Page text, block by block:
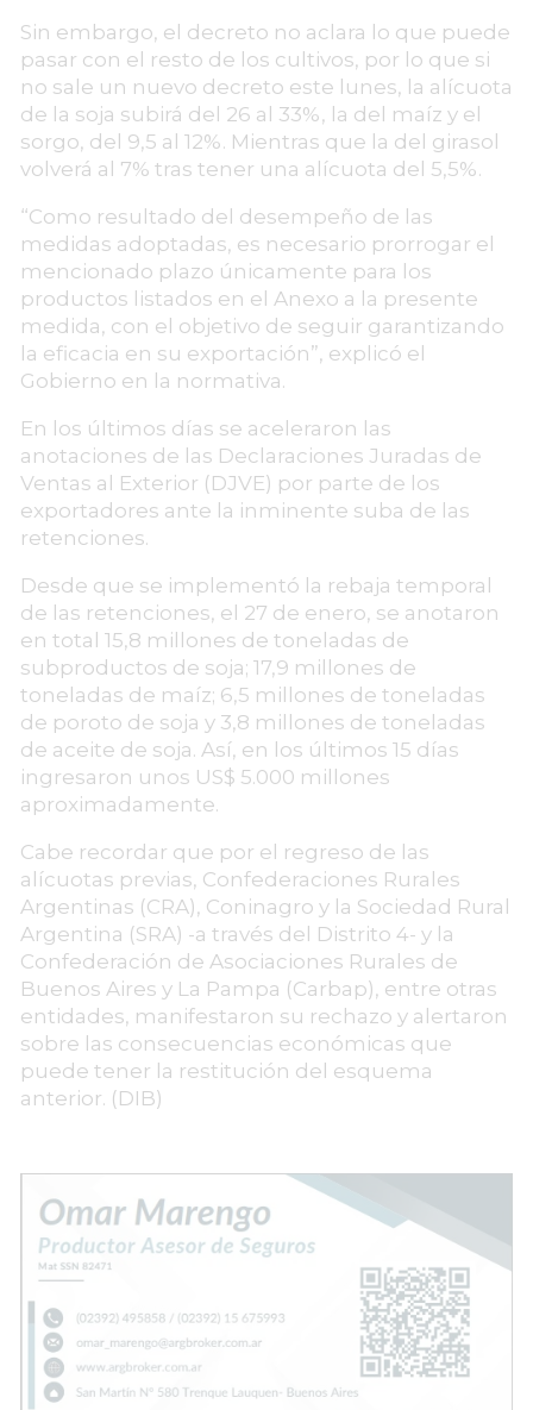
Sin embargo, el decreto no aclara lo que puede
pasar con el resto de los cultivos, por lo que si
no sale un nuevo decreto este lunes, la alícuota
de la soja subirá del 26 al 33%, la del maíz y el
sorgo, del 9,5 al 12%. Mientras que la del girasol
volverá al 7% tras tener una alícuota del 5,5%.
“Como resultado del desempeño de las
medidas adoptadas, es necesario prorrogar el
mencionado plazo únicamente para los
productos listados en el Anexo a la presente
medida, con el objetivo de seguir garantizando
la eficacia en su exportación”, explicó el
Gobierno en la normativa.
En los últimos días se aceleraron las
anotaciones de las Declaraciones Juradas de
Ventas al Exterior (DJVE) por parte de los
exportadores ante la inminente suba de las
retenciones.
Desde que se implementó la rebaja temporal
de las retenciones, el 27 de enero, se anotaron
en total 15,8 millones de toneladas de
subproductos de soja; 17,9 millones de
toneladas de maíz; 6,5 millones de toneladas
de poroto de soja y 3,8 millones de toneladas
de aceite de soja. Así, en los últimos 15 días
ingresaron unos US$ 5.000 millones
aproximadamente.
Cabe recordar que por el regreso de las
alícuotas previas, Confederaciones Rurales
Argentinas (CRA), Coninagro y la Sociedad Rural
Argentina (SRA) -a través del Distrito 4- y la
Confederación de Asociaciones Rurales de
Buenos Aires y La Pampa (Carbap), entre otras
entidades, manifestaron su rechazo y alertaron
sobre las consecuencias económicas que
puede tener la restitución del esquema
anterior. (DIB)